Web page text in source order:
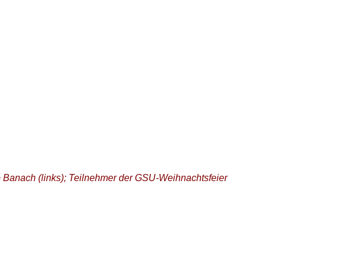
(links); Teilnehmer der GSU-Weihnachtsfeier